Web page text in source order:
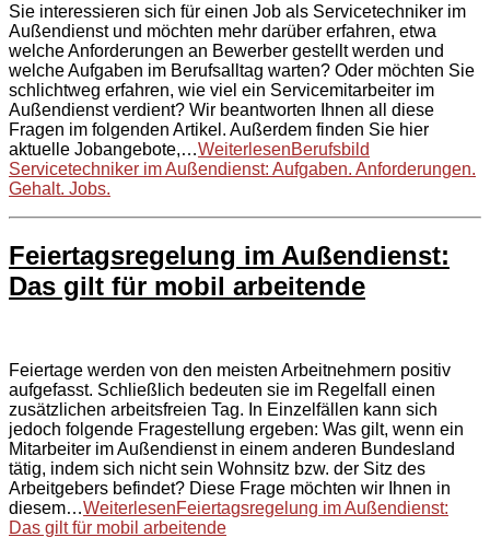
Sie interessieren sich für einen Job als Servicetechniker im
Außendienst und möchten mehr darüber erfahren, etwa
welche Anforderungen an Bewerber gestellt werden und
welche Aufgaben im Berufsalltag warten? Oder möchten Sie
schlichtweg erfahren, wie viel ein Servicemitarbeiter im
Außendienst verdient? Wir beantworten Ihnen all diese
Fragen im folgenden Artikel. Außerdem finden Sie hier
aktuelle Jobangebote,…WeiterlesenBerufsbild
Servicetechniker im Außendienst: Aufgaben. Anforderungen.
Gehalt. Jobs.
Feiertagsregelung im Außendienst:
Das gilt für mobil arbeitende
Feiertage werden von den meisten Arbeitnehmern positiv
aufgefasst. Schließlich bedeuten sie im Regelfall einen
zusätzlichen arbeitsfreien Tag. In Einzelfällen kann sich
jedoch folgende Fragestellung ergeben: Was gilt, wenn ein
Mitarbeiter im Außendienst in einem anderen Bundesland
tätig, indem sich nicht sein Wohnsitz bzw. der Sitz des
Arbeitgebers befindet? Diese Frage möchten wir Ihnen in
diesem…WeiterlesenFeiertagsregelung im Außendienst:
Das gilt für mobil arbeitende